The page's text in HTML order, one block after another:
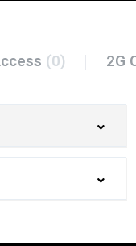
(0) 2G